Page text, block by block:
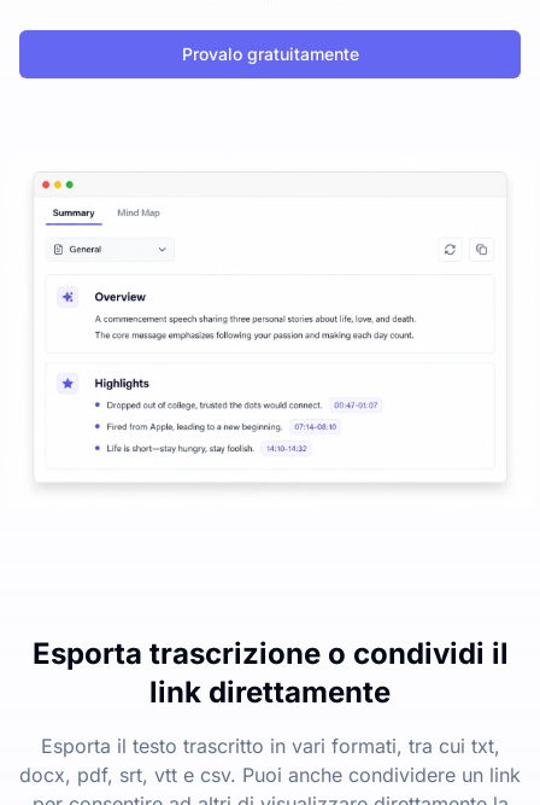
Provalo gratuitamente
Esporta trascrizione o condividi il
link direttamente
Esporta il testo trascritto in vari formati, tra cui txt,
docx, pdf, srt, vtt e csv. Puoi anche condividere un link